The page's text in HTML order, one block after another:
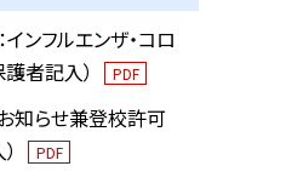
ンフルエンザ・コロ
者記入）
PDF
知らせ兼登校許可
PDF